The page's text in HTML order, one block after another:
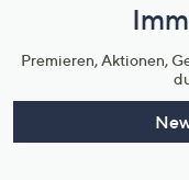
Premieren, Aktionen,